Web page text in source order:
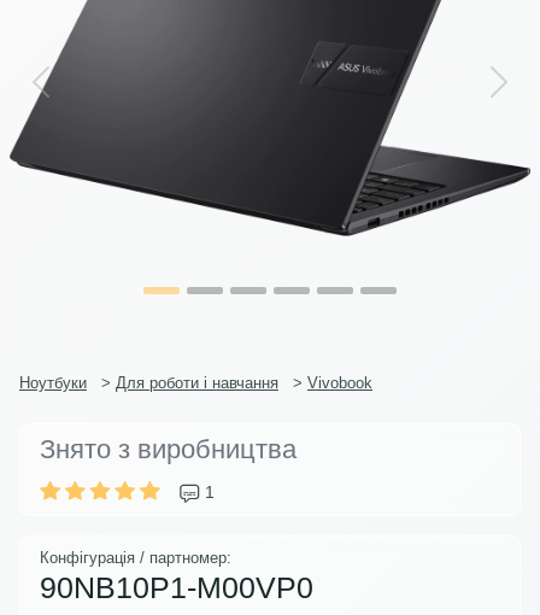
Previous Next
Ноутбуки > Для роботи і навчання > Vivobook
Знято з виробництва
1
Конфігурація / партномер:
90NB10P1-M00VP0